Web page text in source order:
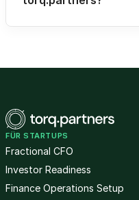
FÜR STARTUPS
Fractional CFO
Investor Readiness
Finance Operations Setup